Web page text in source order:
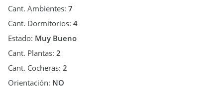
Cant. Ambientes: 7
Cant. Dormitorios: 4
Estado: Muy Bueno
Cant. Plantas: 2
Cant. Cocheras: 2
Orientación: NO